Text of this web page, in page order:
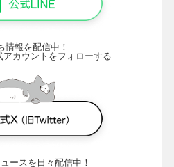
情報を配信中！
アカウントをフォローする
ースを日々配信中！